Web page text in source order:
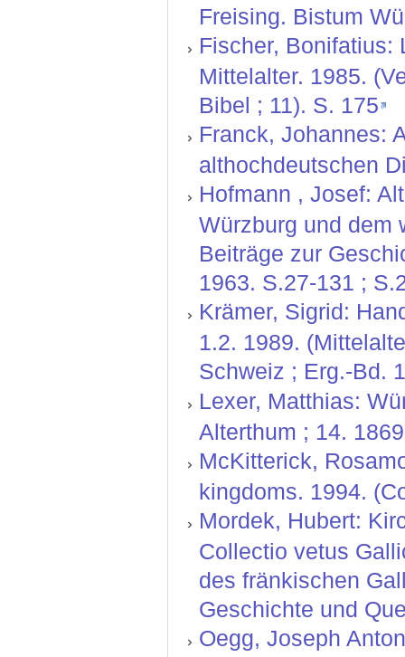
Freising. Bistum
Fischer, Bonifatius:
Mittelalter. 1985.
Bibel ; 11). S. 175
Franck, Johannes:
althochdeutschen
Hofmann , Josef:
Würzburg und dem
Beiträge zur
1963. S.27-131 ;
Krämer, Sigrid:
1.2. 1989.
Schweiz ; Erg.-Bd.
Lexer, Matthias:
Alterthum ; 14.
McKitterick,
kingdoms. 1994.
Mordek, Hubert:
Collectio vetus
des fränkischen
Geschichte und
Oegg, Joseph